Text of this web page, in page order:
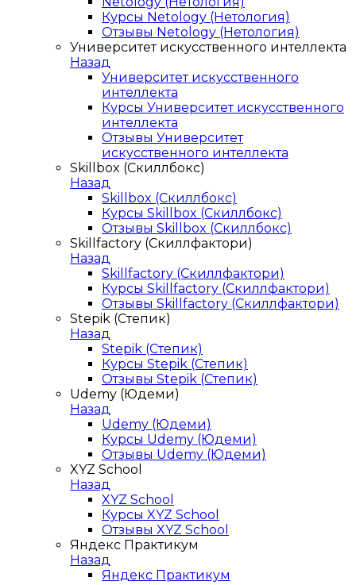
Курсы Netology (Нетология)
Отзывы Netology (Нетология)
Университет искусственного интеллекта
Назад
Университет искусственного
интеллекта
Курсы Университет искусственного
интеллекта
Отзывы Университет
искусственного интеллекта
Skillbox (Скиллбокс)
Назад
Skillbox (Скиллбокс)
Курсы Skillbox (Скиллбокс)
Отзывы Skillbox (Скиллбокс)
Skillfactory (Скиллфактори)
Назад
Skillfactory (Скиллфактори)
Курсы Skillfactory (Скиллфактори)
Отзывы Skillfactory (Скиллфактори)
Stepik (Степик)
Назад
Stepik (Степик)
Курсы Stepik (Степик)
Отзывы Stepik (Степик)
Udemy (Юдеми)
Назад
Udemy (Юдеми)
Курсы Udemy (Юдеми)
Отзывы Udemy (Юдеми)
XYZ School
Назад
XYZ School
Курсы XYZ School
Отзывы XYZ School
Яндекс Практикум
Назад
Яндекс Практикум